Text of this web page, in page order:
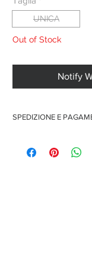
UNICA
Out of Stock
Notify
SPEDIZIONE E
Pagamenti sicuri con